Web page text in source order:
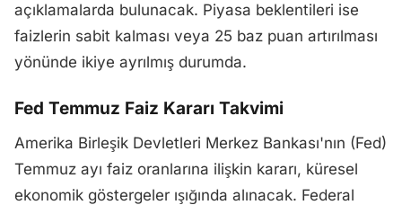
açıklamalarda bulunacak. Piyasa beklentileri ise
faizlerin sabit kalması veya 25 baz puan artırılması
yönünde ikiye ayrılmış durumda.
Fed Temmuz Faiz Kararı Takvimi
Amerika Birleşik Devletleri Merkez Bankası'nın (Fed)
Temmuz ayı faiz oranlarına ilişkin kararı, küresel
ekonomik göstergeler ışığında alınacak. Federal